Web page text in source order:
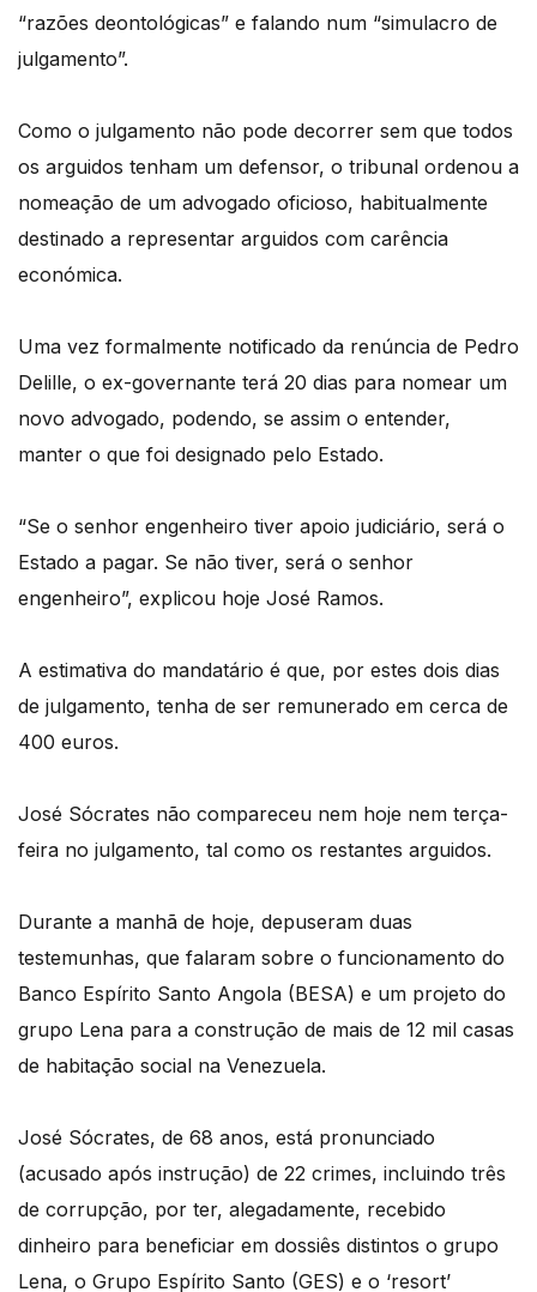
“razões deontológicas” e falando num “simulacro de
julgamento”.
Como o julgamento não pode decorrer sem que todos
os arguidos tenham um defensor, o tribunal ordenou a
nomeação de um advogado oficioso, habitualmente
destinado a representar arguidos com carência
económica.
Uma vez formalmente notificado da renúncia de Pedro
Delille, o ex-governante terá 20 dias para nomear um
novo advogado, podendo, se assim o entender,
manter o que foi designado pelo Estado.
“Se o senhor engenheiro tiver apoio judiciário, será o
Estado a pagar. Se não tiver, será o senhor
engenheiro”, explicou hoje José Ramos.
A estimativa do mandatário é que, por estes dois dias
de julgamento, tenha de ser remunerado em cerca de
400 euros.
José Sócrates não compareceu nem hoje nem terça-
feira no julgamento, tal como os restantes arguidos.
Durante a manhã de hoje, depuseram duas
testemunhas, que falaram sobre o funcionamento do
Banco Espírito Santo Angola (BESA) e um projeto do
grupo Lena para a construção de mais de 12 mil casas
de habitação social na Venezuela.
José Sócrates, de 68 anos, está pronunciado
(acusado após instrução) de 22 crimes, incluindo três
de corrupção, por ter, alegadamente, recebido
dinheiro para beneficiar em dossiês distintos o grupo
Lena, o Grupo Espírito Santo (GES) e o ‘resort’